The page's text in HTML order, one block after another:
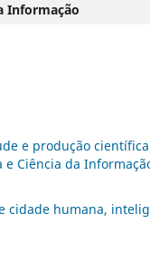
Informação
e produção
e Ciência da
cidade humana,